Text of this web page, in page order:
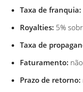
Taxa de franquia:
Royalties: 5%
Taxa de
Faturamento:
Prazo de retorno: